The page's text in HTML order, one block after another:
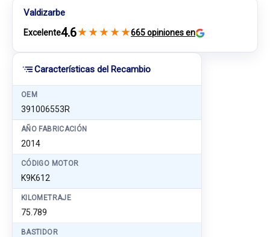
Características del Recambio
OEM
391006553R
AÑO FABRICACIÓN
2014
CÓDIGO MOTOR
K9K612
KILOMETRAJE
75.789
BASTIDOR
Valdizarbe
Excelente4.6★ ★ ★ ★ ★665 opiniones en